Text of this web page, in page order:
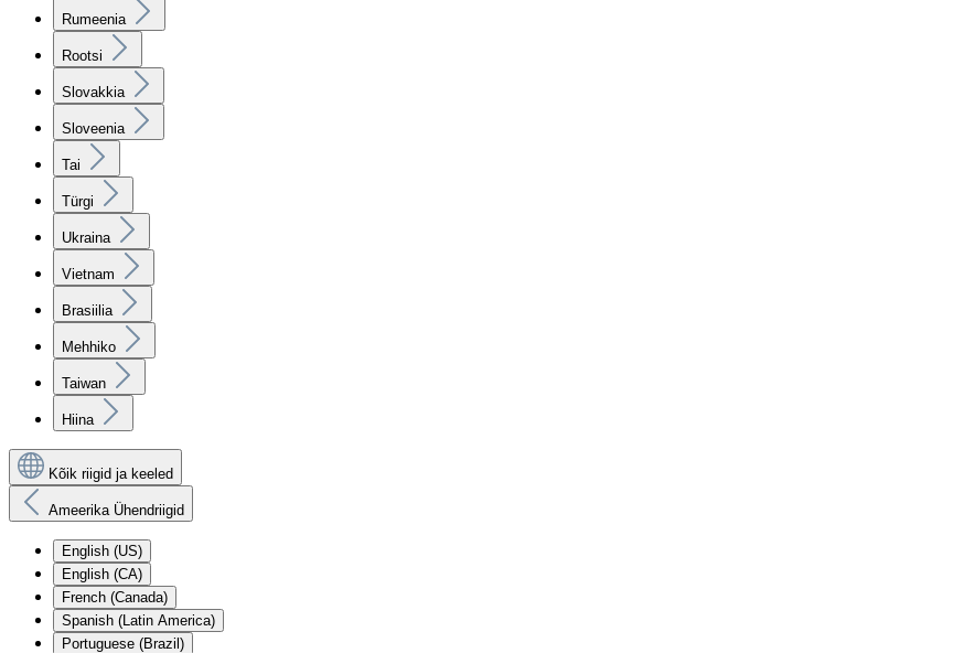
Rumeenia
Rootsi
Slovakkia
Sloveenia
Tai
Türgi
Ukraina
Vietnam
Brasiilia
Mehhiko
Taiwan
Hiina
Kõik riigid ja keeled
Ameerika Ühendriigid
English (US)
English (CA)
French (Canada)
Spanish (Latin America)
Portuguese (Brazil)